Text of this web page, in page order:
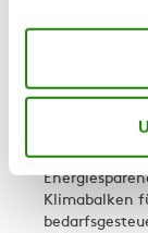
AWC
Klimabalken